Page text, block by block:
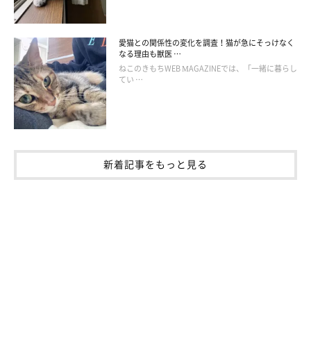
愛猫との関係性の変化を調査！猫が急にそっけなく
なる理由も獣医 …
ねこのきもちWEB MAGAZINEでは、「一緒に暮らし
てい …
新着記事をもっと見る